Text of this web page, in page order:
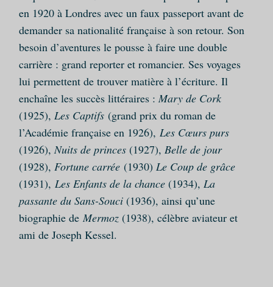
en 1920 à Londres avec un faux passeport avant de
demander sa nationalité française à son retour. Son
besoin d’aventures le pousse à faire une double
carrière : grand reporter et romancier. Ses voyages
lui permettent de trouver matière à l’écriture. Il
enchaîne les succès littéraires : Mary de Cork
(1925), Les Captifs (grand prix du roman de
l’Académie française en 1926), Les Cœurs purs
(1926), Nuits de princes (1927), Belle de jour
(1928), Fortune carrée(1930) Le Coup de grâce
(1931), Les Enfants de la chance (1934), La
passante du Sans-Souci (1936), ainsi qu’une
biographie de Mermoz(1938), célèbre aviateur et
ami de Joseph Kessel.